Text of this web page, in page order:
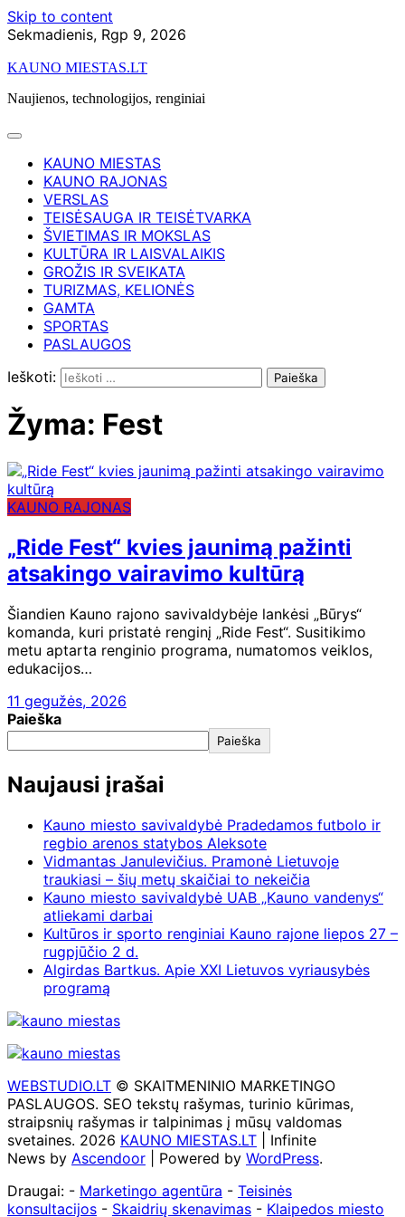
Skip to content
Sekmadienis, Rgp 9, 2026
KAUNO MIESTAS.LT
Naujienos, technologijos, renginiai
KAUNO MIESTAS
KAUNO RAJONAS
VERSLAS
TEISĖSAUGA IR TEISĖTVARKA
ŠVIETIMAS IR MOKSLAS
KULTŪRA IR LAISVALAIKIS
GROŽIS IR SVEIKATA
TURIZMAS, KELIONĖS
GAMTA
SPORTAS
PASLAUGOS
Ieškoti:
Žyma: Fest
KAUNO RAJONAS
„Ride Fest“ kvies jaunimą pažinti
atsakingo vairavimo kultūrą
Šiandien Kauno rajono savivaldybėje lankėsi „Būrys“
komanda, kuri pristatė renginį „Ride Fest“. Susitikimo
metu aptarta renginio programa, numatomos veiklos,
edukacijos…
11 gegužės, 2026
Paieška
Paieška
Naujausi įrašai
Kauno miesto savivaldybė Pradedamos futbolo ir
regbio arenos statybos Aleksote
Vidmantas Janulevičius. Pramonė Lietuvoje
traukiasi – šių metų skaičiai to nekeičia
Kauno miesto savivaldybė UAB „Kauno vandenys“
atliekami darbai
Kultūros ir sporto renginiai Kauno rajone liepos 27 –
rugpjūčio 2 d.
Algirdas Bartkus. Apie XXI Lietuvos vyriausybės
programą
WEBSTUDIO.LT © SKAITMENINIO MARKETINGO
PASLAUGOS. SEO tekstų rašymas, turinio kūrimas,
straipsnių rašymas ir talpinimas į mūsų valdomas
svetaines. 2026 KAUNO MIESTAS.LT | Infinite
News by Ascendoor | Powered by WordPress.
Draugai: - Marketingo agentūra - Teisinės
konsultacijos - Skaidrių skenavimas - Klaipedos miesto